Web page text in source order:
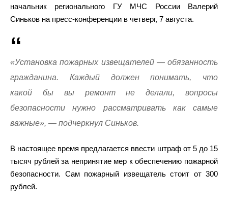
начальник регионального ГУ МЧС России Валерий
Синьков на пресс-конференции в четверг, 7 августа.
«Установка пожарных извещателей — обязанность
гражданина. Каждый должен понимать, что
какой бы вы ремонт не делали, вопросы
безопасности нужно рассматривать как самые
важные», — подчеркнул Синьков.
В настоящее время предлагается ввести штраф от 5 до 15
тысяч рублей за непринятие мер к обеспечению пожарной
безопасности. Сам пожарный извещатель стоит от 300
рублей.